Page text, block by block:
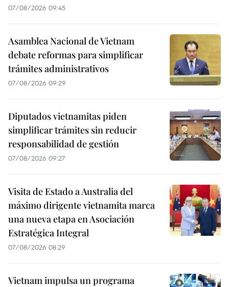
07/08/2026 09:45
Asamblea Nacional de Vietnam
debate reformas para simplificar
trámites administrativos
07/08/2026 09:29
Diputados vietnamitas piden
simplificar trámites sin reducir
responsabilidad de gestión
07/08/2026 09:27
Visita de Estado a Australia del
máximo dirigente vietnamita marca
una nueva etapa en Asociación
Estratégica Integral
07/08/2026 08:29
Vietnam impulsa un programa